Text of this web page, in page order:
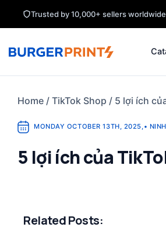
Trusted by 10,000+ sellers worldwide
Home / TikTok Shop / 5 lợi ích
MONDAY OCTOBER 13TH, 2025,•
5 lợi ích của
Related Posts: